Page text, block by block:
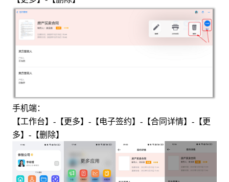
手机端：
【工作台】-【更多】-【电子签约】-【合同详情】-【更
多】-【删除】